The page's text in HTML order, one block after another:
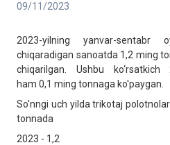
09/11/2023
2023-yilning yanvar-sentabr
chiqaradigan sanoatda 1,2 ming
chiqarilgan. Ushbu
ham 0,1 ming tonnaga ko'paygan.
So'nngi uch yilda trikotaj
tonnada
2023 - 1,2